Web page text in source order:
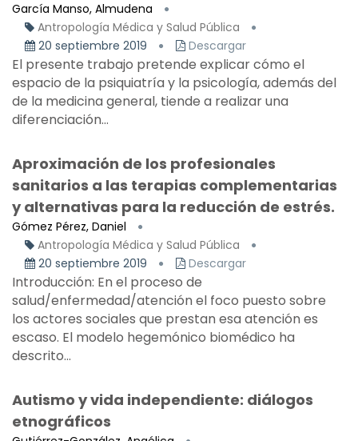
García Manso, Almudena
Antropología Médica y Salud Pública
20 septiembre 2019
Descargar
El presente trabajo pretende explicar cómo el
espacio de la psiquiatría y la psicología, además del
de la medicina general, tiende a realizar una
diferenciación...
Aproximación de los profesionales
sanitarios a las terapias complementarias
y alternativas para la reducción de estrés.
Gómez Pérez, Daniel
Antropología Médica y Salud Pública
20 septiembre 2019
Descargar
Introducción: En el proceso de
salud/enfermedad/atención el foco puesto sobre
los actores sociales que prestan esa atención es
escaso. El modelo hegemónico biomédico ha
descrito...
Autismo y vida independiente: diálogos
etnográficos